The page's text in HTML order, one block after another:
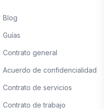
Blog
Guías
Contrato general
Acuerdo de confidencialidad
Contrato de servicios
Contrato de trabajo